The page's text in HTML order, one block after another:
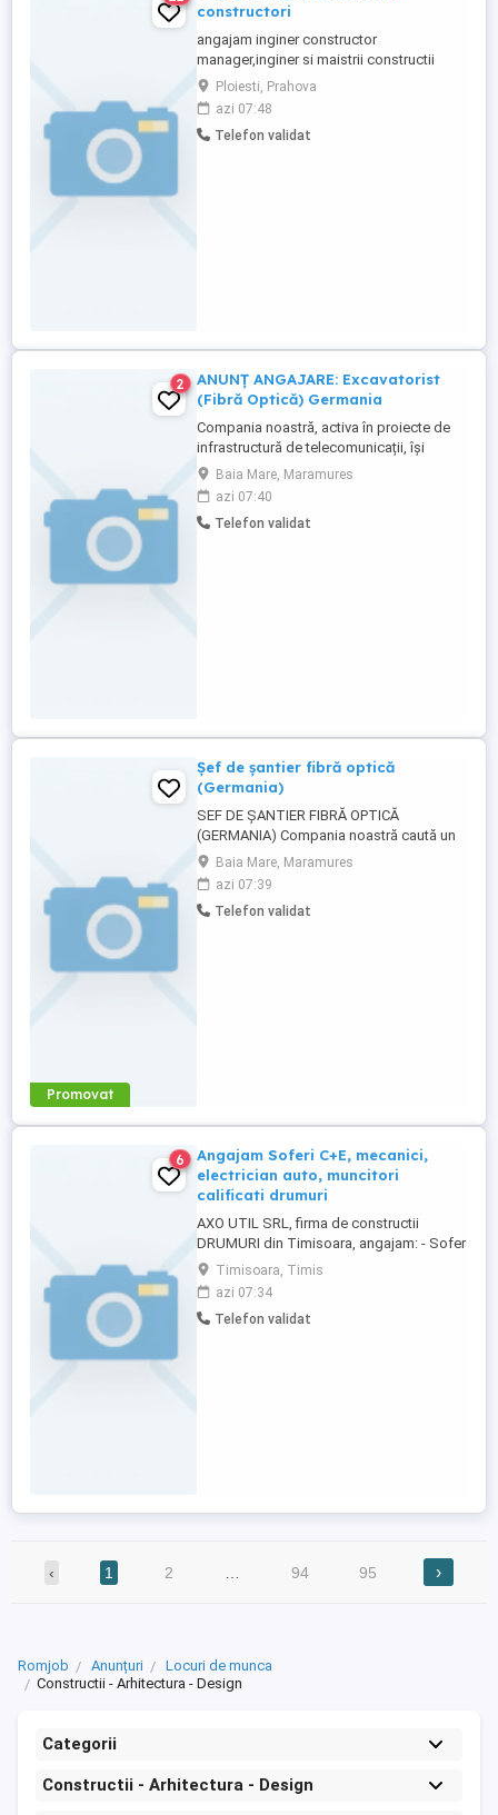
constructori
angajam inginer constructor
manager,inginer si maistrii constructii
executie,devizier-ofertare muncitori
calificati si necalificati in constructii
Ploiesti, Prahova
azi 07:48
Telefon validat
2
ANUNȚ ANGAJARE: Excavatorist
(Fibră Optică) Germania
Compania noastră, activa în proiecte de
infrastructură de telecomunicații, își
extinde echipa și caută Excavatoriști
profesioniști pentru proiecte de instalare
a fibrei optice în Germania. Dacă ești o
persoană responsabilă, cu experiență în
Baia Mare, Maramures
azi 07:40
Telefon validat
Promovat
Șef de șantier fibră optică
(Germania)
SEF DE ȘANTIER FIBRĂ OPTICĂ
(GERMANIA) Compania noastră caută un
Șef de Șantier pentru proiecte de instalare
și dezvoltare rețele de fibră optică în
Germania. Cerințe obligatorii: Experiență
relevantă în coordonarea lucrărilor de fibră
Baia Mare, Maramures
azi 07:39
Telefon validat
6
Angajam Soferi C+E, mecanici,
electrician auto, muncitori
calificati drumuri
AXO UTIL SRL, firma de constructii
DRUMURI din Timisoara, angajam: - Sofer
categoria C+E autobasculanta - Sofer
categoria C+E autobetoniera - Sofer
categoria C+E autogudronator - Mecanic
reparatii auto si utilaje - Mecanic reparatii
Timisoara, Timis
azi 07:34
Telefon validat
‹ 1 2 94 95 ›
Romjob Anunțuri
Locuri de munca
Constructii - Arhitectura - Design
Categorii
Constructii - Arhitectura - Design